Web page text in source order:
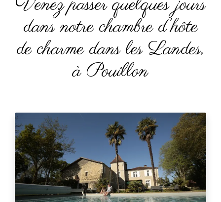
dans notre chambre d'hôte
de charme dans les Landes,
à Pouillon